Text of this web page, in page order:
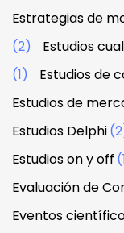
Estrategias de
(2)
Estudios
(1)
Estudios de
Estudios de
Estudios Delphi
Estudios on y off
Evaluación de
Eventos